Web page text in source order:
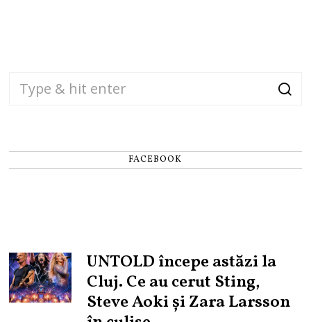
FACEBOOK
UNTOLD începe astăzi la
Cluj. Ce au cerut Sting,
Steve Aoki și Zara Larsson